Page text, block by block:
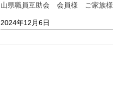
山県職員互助会 会員様 ご家族様
2024年12月6日